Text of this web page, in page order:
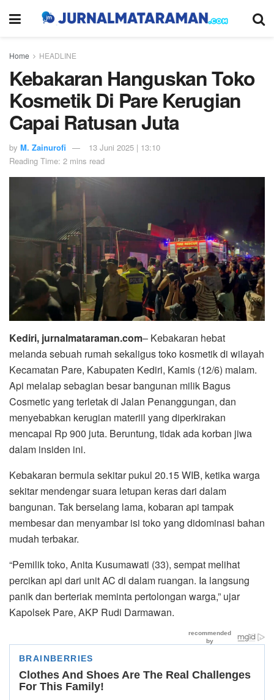
Home HEADLINE
Kebakaran Hanguskan Toko
Kosmetik Di Pare Kerugian
Capai Ratusan Juta
by M. Zainurofi
13 Juni 2025 | 13:10
Reading Time: 2 mins read
Kediri, jurnalmataraman.com– Kebakaran hebat
melanda sebuah rumah sekaligus toko kosmetik di wilayah
Kecamatan Pare, Kabupaten Kediri, Kamis (12/6) malam.
Api melalap sebagian besar bangunan milik Bagus
Cosmetic yang terletak di Jalan Penanggungan, dan
menyebabkan kerugian materiil yang diperkirakan
mencapai Rp 900 juta. Beruntung, tidak ada korban jiwa
dalam insiden ini.
Kebakaran bermula sekitar pukul 20.15 WIB, ketika warga
sekitar mendengar suara letupan keras dari dalam
bangunan. Tak berselang lama, kobaran api tampak
membesar dan menyambar isi toko yang didominasi bahan
mudah terbakar.
“Pemilik toko, Anita Kusumawati (33), sempat melihat
percikan api dari unit AC di dalam ruangan. Ia langsung
panik dan berteriak meminta pertolongan warga,” ujar
Kapolsek Pare, AKP Rudi Darmawan.